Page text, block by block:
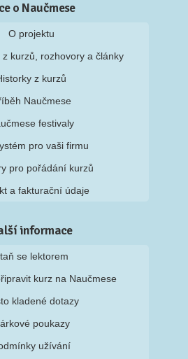
o Naučmese
O projektu
z kurzů, rozhovory a články
z kurzů
Naučmese
festivaly
pro vaši firmu
pro pořádání kurzů
a fakturační údaje
informace
se lektorem
kurz na Naučmese
kladené dotazy
poukazy
užívání